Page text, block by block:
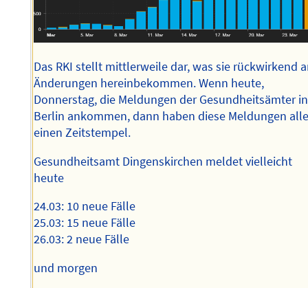
Das RKI stellt mittlerweile dar, was sie rückwirkend
Änderungen hereinbekommen. Wenn heute,
Donnerstag, die Meldungen der Gesundheitsämter in
Berlin ankommen, dann haben diese Meldungen
einen Zeitstempel.
Gesundheitsamt Dingenskirchen meldet vielleicht
heute
24.03: 10 neue Fälle
25.03: 15 neue Fälle
26.03: 2 neue Fälle
und morgen